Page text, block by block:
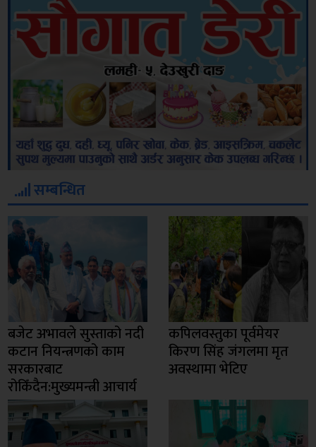
सम्बन्धित
बजेट अभावले सुस्ताको नदी
कटान नियन्त्रणको काम
सरकारबाट
रोकिँदैन:मुख्यमन्त्री आचार्य
कपिलवस्तुका पूर्वमेयर
किरण सिंह जंगलमा मृत
अवस्थामा भेटिए